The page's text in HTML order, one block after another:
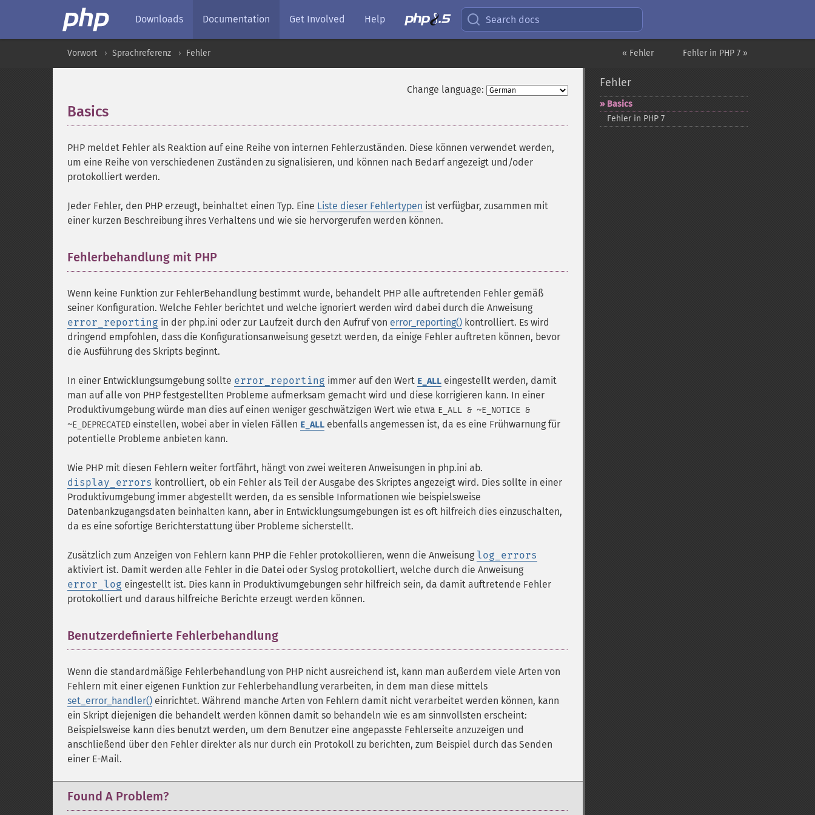
Downloads Documentation Get Involved Help Search docs
Fehler in PHP 7 »
« Fehler
Vorwort Sprachreferenz Fehler
Change language:
Basics
PHP meldet Fehler als Reaktion auf eine Reihe von internen Fehlerzuständen. Diese können verwendet werden,
um eine Reihe von verschiedenen Zuständen zu signalisieren, und können nach Bedarf angezeigt und/oder
protokolliert werden.
Jeder Fehler, den PHP erzeugt, beinhaltet einen Typ. Eine Liste dieser Fehlertypen ist verfügbar, zusammen mit
einer kurzen Beschreibung ihres Verhaltens und wie sie hervorgerufen werden können.
Fehlerbehandlung mit PHP
Wenn keine Funktion zur FehlerBehandlung bestimmt wurde, behandelt PHP alle auftretenden Fehler gemäß
seiner Konfiguration. Welche Fehler berichtet und welche ignoriert werden wird dabei durch die Anweisung
error_reporting in der php.ini oder zur Laufzeit durch den Aufruf von error_reporting() kontrolliert. Es wird
dringend empfohlen, dass die Konfigurationsanweisung gesetzt werden, da einige Fehler auftreten können, bevor
die Ausführung des Skripts beginnt.
In einer Entwicklungsumgebung sollte error_reporting immer auf den Wert E_ALL eingestellt werden, damit
man auf alle von PHP festgestellten Probleme aufmerksam gemacht wird und diese korrigieren kann. In einer
Produktivumgebung würde man dies auf einen weniger geschwätzigen Wert wie etwa E_ALL & ~E_NOTICE &
~E_DEPRECATED einstellen, wobei aber in vielen Fällen E_ALL ebenfalls angemessen ist, da es eine Frühwarnung für
potentielle Probleme anbieten kann.
Wie PHP mit diesen Fehlern weiter fortfährt, hängt von zwei weiteren Anweisungen in php.ini ab.
display_errors kontrolliert, ob ein Fehler als Teil der Ausgabe des Skriptes angezeigt wird. Dies sollte in einer
Produktivumgebung immer abgestellt werden, da es sensible Informationen wie beispielsweise
Datenbankzugangsdaten beinhalten kann, aber in Entwicklungsumgebungen ist es oft hilfreich dies einzuschalten,
da es eine sofortige Berichterstattung über Probleme sicherstellt.
Zusätzlich zum Anzeigen von Fehlern kann PHP die Fehler protokollieren, wenn die Anweisung log_errors
aktiviert ist. Damit werden alle Fehler in die Datei oder Syslog protokolliert, welche durch die Anweisung
error_log eingestellt ist. Dies kann in Produktivumgebungen sehr hilfreich sein, da damit auftretende Fehler
protokolliert und daraus hilfreiche Berichte erzeugt werden können.
Benutzerdefinierte Fehlerbehandlung
Wenn die standardmäßige Fehlerbehandlung von PHP nicht ausreichend ist, kann man außerdem viele Arten von
Fehlern mit einer eigenen Funktion zur Fehlerbehandlung verarbeiten, in dem man diese mittels
set_error_handler() einrichtet. Während manche Arten von Fehlern damit nicht verarbeitet werden können, kann
ein Skript diejenigen die behandelt werden können damit so behandeln wie es am sinnvollsten erscheint:
Beispielsweise kann dies benutzt werden, um dem Benutzer eine angepasste Fehlerseite anzuzeigen und
anschließend über den Fehler direkter als nur durch ein Protokoll zu berichten, zum Beispiel durch das Senden
einer E-Mail.
Found A Problem?
Fehler
Basics
Fehler in PHP 7